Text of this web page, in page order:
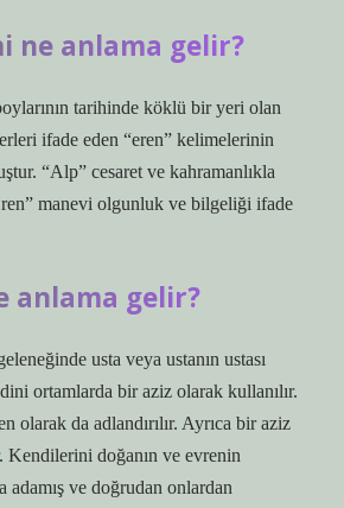
ne anlama gelir?
tarihinde köklü bir yeri olan
ifade eden “eren” kelimelerinin
“Alp” cesaret ve kahramanlıkla
manevi olgunluk ve bilgeliği ifade
anlama gelir?
usta veya ustanın ustası
ortamlarda bir aziz olarak kullanılır.
olarak da adlandırılır. Ayrıca bir aziz
Kendilerini doğanın ve evrenin
adamış ve doğrudan onlardan